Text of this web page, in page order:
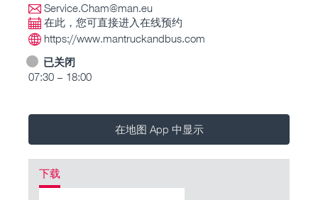
Service.Cham@man.eu
在此，您可直接进入在线预约
https://www.mantruckandbus.com
已关闭
07:30 – 18:00
在地图 App 中显示
下载